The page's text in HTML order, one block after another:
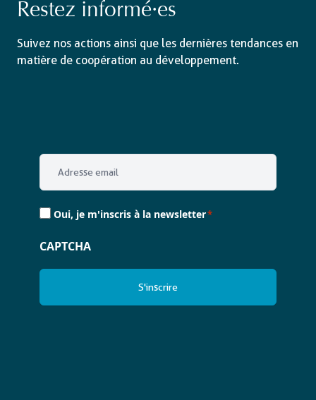
Restez informé·es
Suivez nos actions ainsi que les dernières tendances en
matière de coopération au développement.
Email
Consent
Oui, je m'inscris à la newsletter*
CAPTCHA